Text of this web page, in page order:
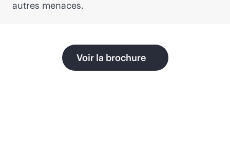
autres menaces.
Voir la brochure